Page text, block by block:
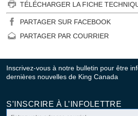
TÉLÉCHARGER LA FICHE
PARTAGER SUR FACEBOOK
PARTAGER PAR COURRIER
Inscrivez-vous à notre bulletin pour être
dernières nouvelles de King Canada
S’INSCRIRE À L’INFOLETTRE